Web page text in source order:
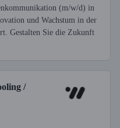
(m/w/d) in
und Wachstum in der
Gestalten Sie die Zukunft
/